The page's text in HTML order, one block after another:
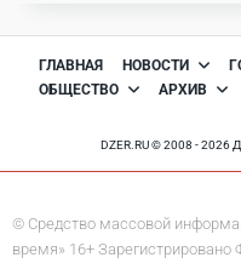
ГЛАВНАЯ НОВОСТИ
ОБЩЕСТВО
АРХИВ
DZER.RU © 2008 -
© Средство массовой
время» 16+